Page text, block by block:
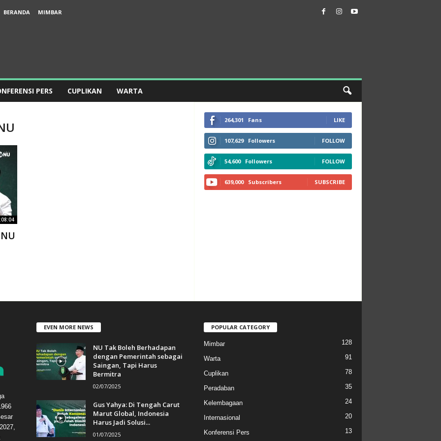
BERANDA
MIMBAR
PERS CUPLIKAN WARTA
264,301 Fans LIKE
107,629 Followers FOLLOW
54,600 Followers FOLLOW
639,000 Subscribers SUBSCRIBE
EVEN MORE NEWS
NU Tak Boleh Berhadapan
dengan Pemerintah sebagai
Saingan, Tapi Harus
Bermitra
02/07/2025
Gus Yahya: Di Tengah Carut
Marut Global, Indonesia
Harus Jadi Solusi...
01/07/2025
POPULAR CATEGORY
Mimbar 128
Warta 91
Cuplikan 78
Peradaban 35
Kelembagaan 24
Internasional 20
Konferensi Pers 13